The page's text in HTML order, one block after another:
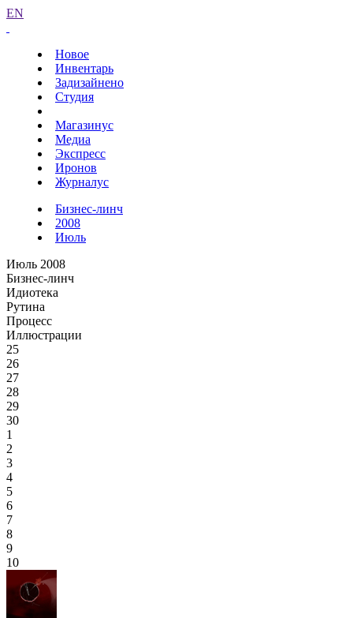
EN
Новое
Инвентарь
Задизайнено
Студия
Магазинус
Медиа
Экспресс
Иронов
Журналус
Бизнес-линч
2008
Июль
Июль 2008
Бизнес-линч
Идиотека
Рутина
Процесс
Иллюстрации
25
26
27
28
29
30
1
2
3
4
5
6
7
8
9
10